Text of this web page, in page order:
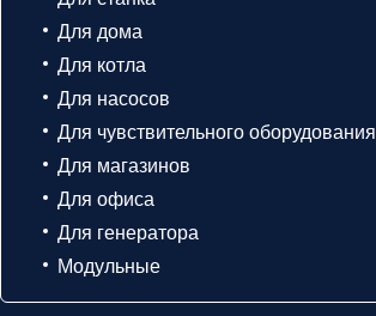
Для дома
Для котла
Для насосов
Для чувствительного оборудования
Для магазинов
Для офиса
Для генератора
Модульные